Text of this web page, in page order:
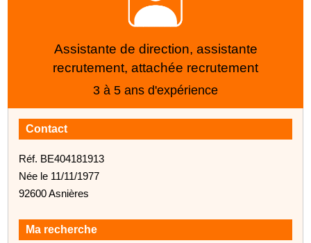
Assistante de direction, assistante
recrutement, attachée recrutement
3 à 5 ans d'expérience
Contact
Réf. BE404181913
Née le 11/11/1977
92600 Asnières
Ma recherche